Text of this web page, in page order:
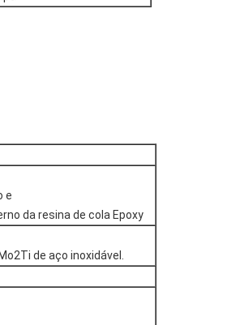
e
da resina de cola Epoxy
de aço inoxidável.